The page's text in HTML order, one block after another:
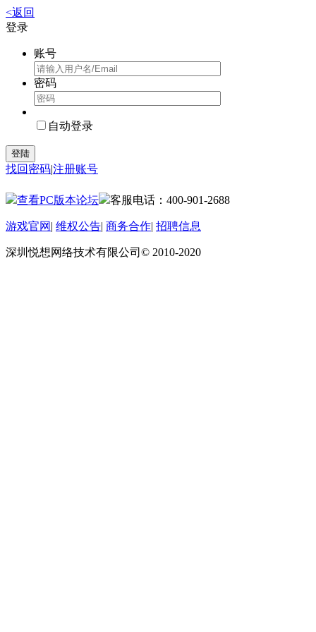
<返回
登录
账号
密码
自动登录
登陆
找回密码|注册账号
查看PC版本论坛 客服电话：400-901-2688
游戏官网 | 维权公告| 商务合作| 招聘信息
深圳悦想网络技术有限公司© 2010-2020